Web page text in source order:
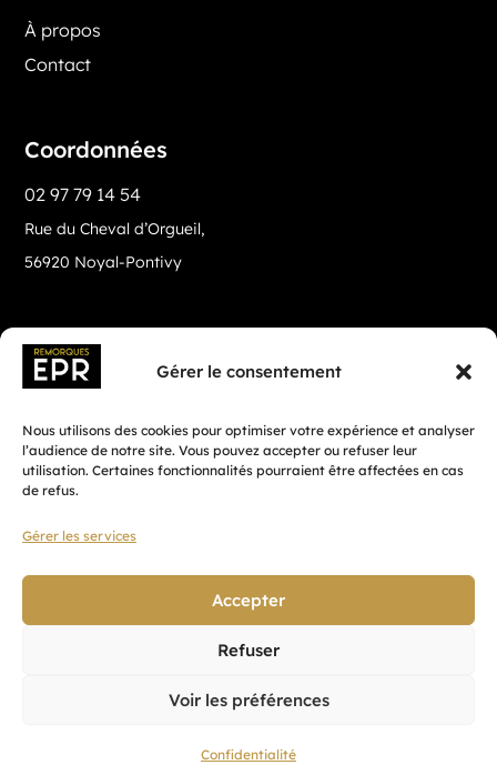
Gérer le consentement
Nous utilisons des cookies pour optimiser votre expérience et analyser
l’audience de notre site. Vous pouvez accepter ou refuser leur
utilisation. Certaines fonctionnalités pourraient être affectées en cas
de refus.
Gérer les services
Accepter
Refuser
Voir les préférences
Confidentialité
À propos
Contact
Coordonnées
02 97 79 14 54
Rue du Cheval d’Orgueil,
56920 Noyal-Pontivy